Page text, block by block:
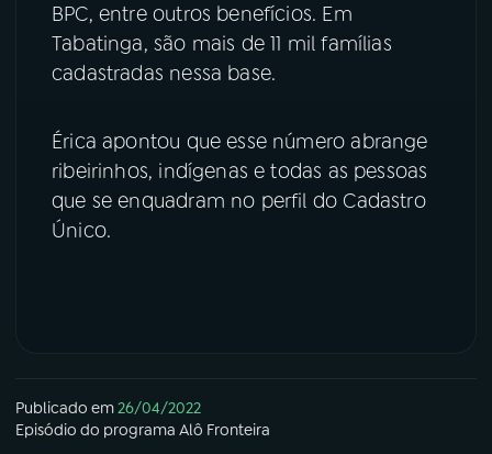
BPC, entre outros benefícios. Em
Tabatinga, são mais de 11 mil famílias
cadastradas nessa base.
Érica apontou que esse número abrange
ribeirinhos, indígenas e todas as pessoas
que se enquadram no perfil do Cadastro
Único.
Publicado em26/04/2022
Episódio do programa Alô Fronteira